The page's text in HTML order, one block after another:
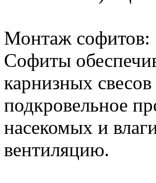
Монтаж софитов:
Софиты
карнизных
подкровельное
насекомых и
вентиляцию.